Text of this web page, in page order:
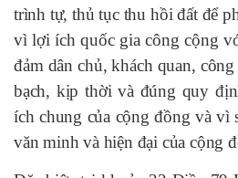
trình tự, thủ tục thu hồi đất để
vì lợi ích quốc gia công cộng
đảm dân chủ, khách quan,
bạch, kịp thời và đúng quy
ích chung của cộng đồng và vì
văn minh và hiện đại của cộng